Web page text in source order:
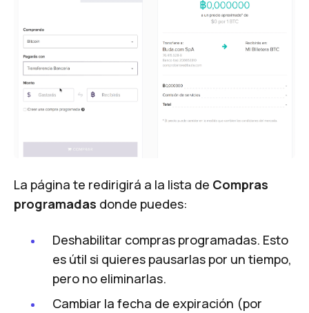
La página te redirigirá a la lista de Compras
programadas donde puedes:
Deshabilitar compras programadas. Esto
es útil si quieres pausarlas por un tiempo,
pero no eliminarlas.
Cambiar la fecha de expiración (por